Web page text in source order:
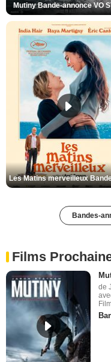
Mutiny Bande-annonce VO
Bandes-
Films
de